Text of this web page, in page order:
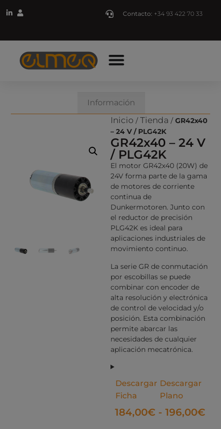
Contacto: +34 93 422 70 33
Información
Inicio / Tienda / GR42x40
– 24 V / PLG42K
GR42x40 – 24 V
/ PLG42K
El motor GR42x40 (20W) de
24V forma parte de la gama
de motores de corriente
continua de
Dunkermotoren. Junto con
el reductor de precisión
PLG42K es ideal para
aplicaciones industriales de
movimiento continuo.
La serie GR de conmutación
por escobillas se puede
combinar con encoder de
alta resolución y electrónica
de control de velocidad y/o
posición. Esta combinación
permite abarcar las
necesidades de cualquier
aplicación mecatrónica.
Descargar
Ficha
Descargar
Plano
184,00€ - 196,00€